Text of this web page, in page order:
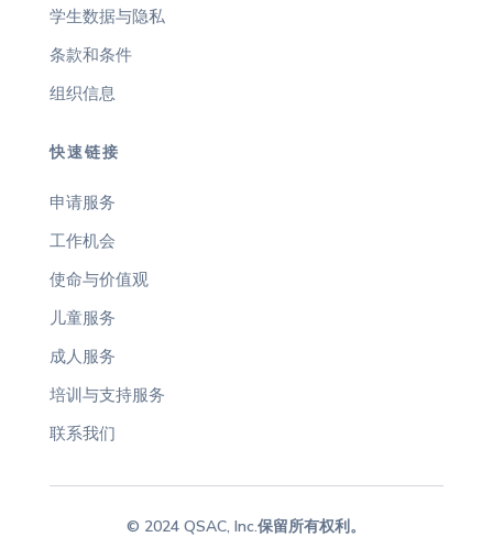
学生数据与隐私
条款和条件
组织信息
快速链接
申请服务
工作机会
使命与价值观
儿童服务
成人服务
培训与支持服务
联系我们
© 2024 QSAC, Inc.保留所有权利。